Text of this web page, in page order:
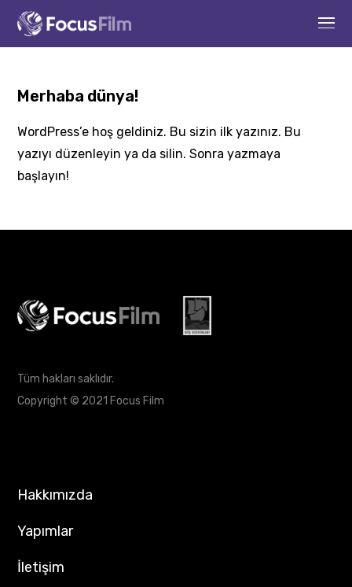
Merhaba dünya!
WordPress’e hoş geldiniz. Bu sizin ilk yazınız. Bu
yazıyı düzenleyin ya da silin. Sonra yazmaya
başlayın!
Tüm hakları saklıdır.
Copyright © 2021 Focus Film
Hakkımızda
Yapımlar
İletişim